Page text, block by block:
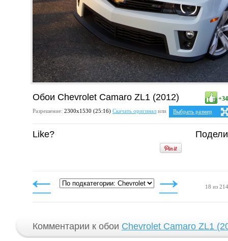
Обои Chevrolet Camaro ZL1 (2012) +34
Разрешение: 2300х1530 (25:16) Скачать оригиналили
Выбрать размер
Ваше разрешение:Не
1280x1024
1280x960
1400x1050
1920x1440
Like?
18 из
Комментарии к обои Chevrolet Camaro ZL1